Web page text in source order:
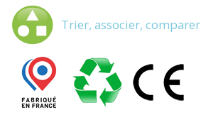
Trier, associer, comparer